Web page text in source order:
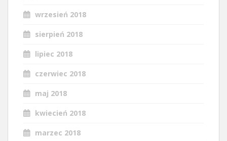
wrzesień 2018
sierpień 2018
lipiec 2018
czerwiec 2018
maj 2018
kwiecień 2018
marzec 2018